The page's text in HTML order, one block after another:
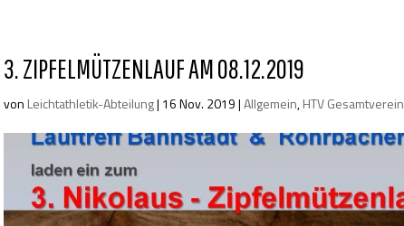
3. ZIPFELMÜTZENLAUF AM 08.12.2019
von Leichtathletik-Abteilung| 16 Nov. 2019|Allgemein,HTV Gesamtverein